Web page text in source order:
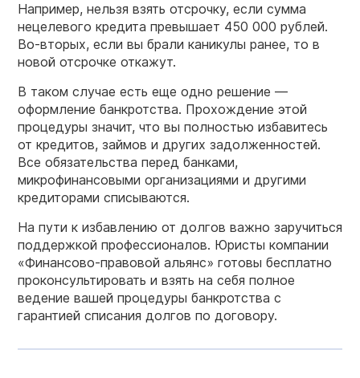
Например, нельзя взять отсрочку, если сумма
нецелевого кредита превышает 450 000 рублей.
Во-вторых, если вы брали каникулы ранее, то в
новой отсрочке откажут.
В таком случае есть еще одно решение —
оформление банкротства. Прохождение этой
процедуры значит, что вы полностью избавитесь
от кредитов, займов и других задолженностей.
Все обязательства перед банками,
микрофинансовыми организациями и другими
кредиторами списываются.
На пути к избавлению от долгов важно заручиться
поддержкой профессионалов. Юристы компании
«Финансово-правовой альянс» готовы бесплатно
проконсультировать и взять на себя полное
ведение вашей процедуры банкротства с
гарантией списания долгов по договору.